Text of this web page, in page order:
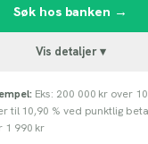
Søk hos banken →
Vis detaljer ▾
Eks: 200 000 kr over
til 10,90 % ved punktlig
1 990 kr